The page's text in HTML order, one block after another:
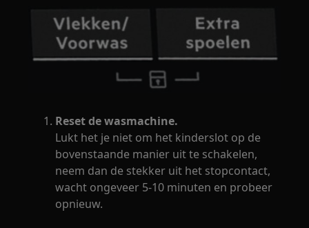
Reset de wasmachine.
Lukt het je niet om het kinderslot op de
bovenstaande manier uit te schakelen,
neem dan de stekker uit het stopcontact,
wacht ongeveer 5-10 minuten en probeer
opnieuw.